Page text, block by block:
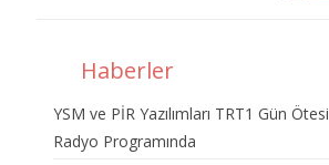
Haberler
YSM ve PİR Yazılımları TRT1 Gün Ötesi
Radyo Programında